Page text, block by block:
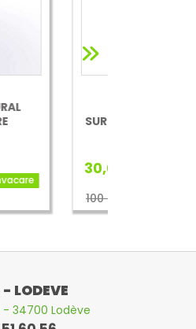
ET
TOILETTES -
LODEVE
- 34700 Lodève